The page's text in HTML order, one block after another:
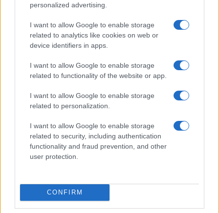
personalized advertising.
I want to allow Google to enable storage
related to analytics like cookies on web or
device identifiers in apps.
I want to allow Google to enable storage
related to functionality of the website or app.
I want to allow Google to enable storage
related to personalization.
I want to allow Google to enable storage
related to security, including authentication
functionality and fraud prevention, and other
user protection.
CONFIRM
već ima jasne planove za budućnost. Upisala je
MEF, a u narednom periodu voljela bi se ozbiljnije
posvetiti i modelingu, za koji, prema mišljenju